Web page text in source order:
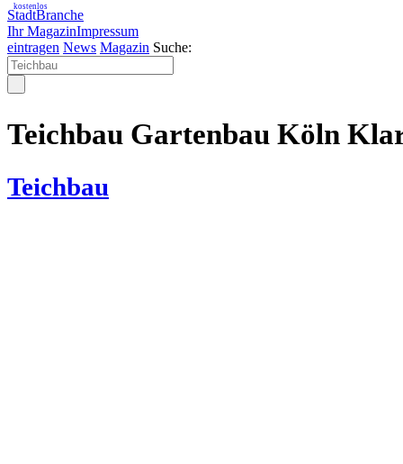
StadtBranche
Ihr MagazinImpressum
kostenlos
eintragen News Magazin Suche:
Teichbau Gartenbau Köln
Teichbau